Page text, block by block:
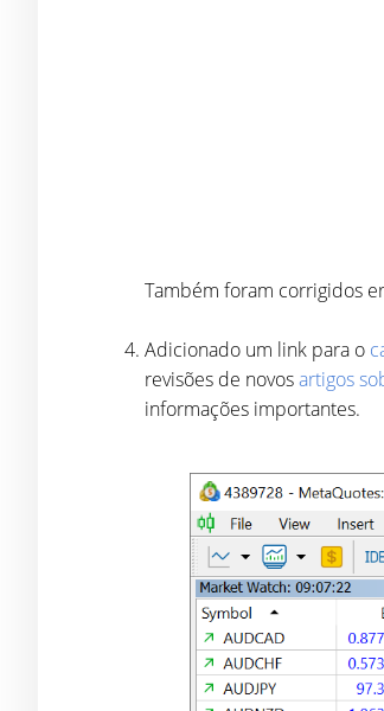
Também foram corrigidos
Adicionado um link para o
revisões de novosartigos
informações importantes.